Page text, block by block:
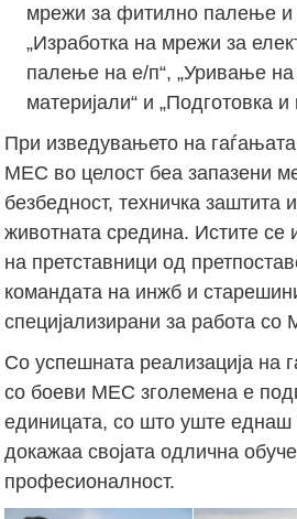
мрежи за фитилно палење и
„Изработка на мрежи за
палење на е/п“, „Уривање
материјали“ и „Подготовка
При изведувањето на
МЕС во целост беа запазени
безбедност, техничка заштита
животната средина. Истите се
на претставници од
командата на инжб и
специјализирани за работа со
Со успешната реализација на
со боеви МЕС зголемена е
единицата, со што уште еднаш
докажаа својата одлична
професионалност.